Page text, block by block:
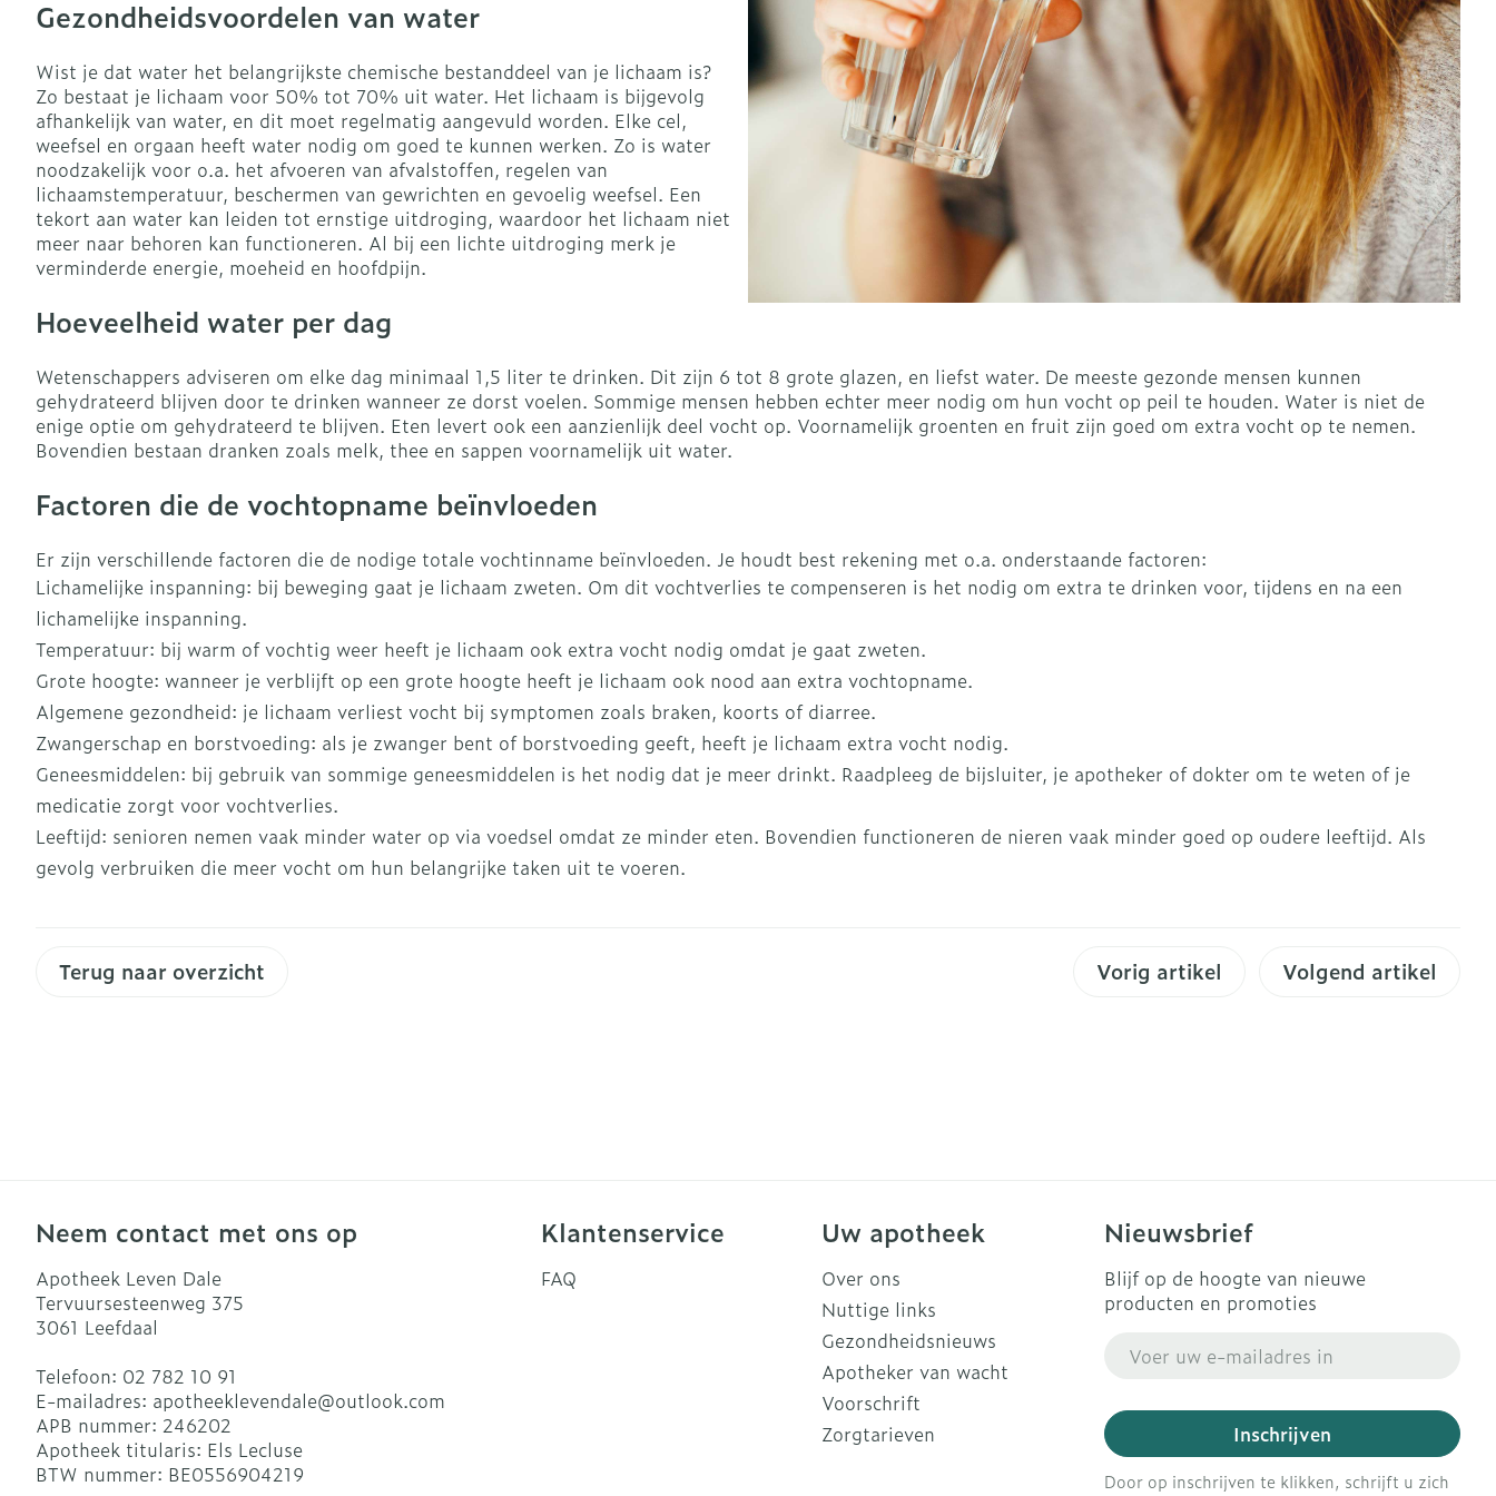
Mond
Droge mond
Elektrische
tandenborstels
Interdentaal - flos
Kunstgebit
Neus
Spray
Ogen
Oogspoeling
Oogdruppels
Creme - gel
Droge ogen
Oren
Oordopjes
Oorreiniging
Oordruppels
Voeten en benen
Droge voeten, eelt en
Blaren
Eelt
Eksteroog - likdoorn
Nagels
Nagellak
Nagelversterkend
Toon meer
Zonnebescherming
Voorbereiding zon
Toon meer
Hygiëne
Specifiek voor mannen
Lichaamsverzorging
Gezichtsverzorging
Make-up
Make-up penselen en
gebruiksvoorwerpen
Eyeliner - oogpotlood
Mascara
hygiene
Condooms en
Intiem welzijn
Reinigingsmelk, - crème,
Tonic - lotion
Toon meer
Scheren
Toon meer
Vitaliteit 50+
Toon submenu voor Vitaliteit 50+ categorie
Natuur geneeskunde
Toon submenu voor Natuur geneeskunde categorie
warmtetherapie
Plantaardige olie Homeopathie
Thuiszorg en EHBO
Toon submenu voor Thuiszorg en EHBO categorie
Thuiszorg
Batterijen
Toebehoren
Steriel materiaal
Wondzorg
Vilt
Handschoenen
Wondhelend
Brandwonden
Toon meer
EHBO
Podologie
Cold - Hot therapie -
warm/koud
Verbanddozen
Medische hulpmiddelen
Toon meer
Diagnosetesten en
meetapparatuur
Alcoholtest
Bloeddrukmeter
Cholesteroltest
Hartslagmeter
Toon meer
Aerosoltherapie en
zuurstof
Aerosol toestellen
Zuurstof
Diabetes
Bloedglucosemeter
Teststrips en naalden
Naalden voor
insulinespuiten
Stoma
Stomazakjes
Ergonomie
Ademhaling en zuurstof
Toon meer
Naalden en spuiten
Spuiten
Naalden
Naalden voor insulinepen
Sondes, baxters en
catheters
Sondes
Accessoires voor sondes
Baxters
Orthopedie -
orthopedische
verbanden
Buik
Dieren en insecten
Toon submenu voor Dieren en insecten categorie
Nagels en hoeven Spieren en gewrichten Gemoed en stress Vlooien en teken
Spijsvertering Oren Ogen Mond, muil of snavel
Vacht, huid of pluimen Accessoires
Geneesmiddelen
Toon submenu voor Geneesmiddelen categorie
Huid
Ontsmetten en
desinfecteren
Schimmels
Koortsblaasjes -
antiviraal
Ogen
Ooginfecties
inflammatoire middelen
Ontzwellende middelen
Neus
Tabletten
Neussprays en -druppels
Mond en keel
Zuigtabletten
Spray - oplossing
Zware benen
Tabletten
Creme, gel en spray
Hart- en bloedvaten
Bloedverdunning en -
stolling
Aambeien
Ademhalingsstelsel Hormonaal stelsel Gynaecologie Urinewegen
Spieren en gewrichten Zenuwstelsel
Slapeloosheid, spanning
en stress
Infecties Immuniteit Allergie Anti tumor middelen
Luizen Acne Oor Anesthesie
Gezondheidsvoordelen van water
Wist je dat water het belangrijkste chemische bestanddeel van je lichaam is?
Zo bestaat je lichaam voor 50% tot 70% uit water. Het lichaam is bijgevolg
afhankelijk van water, en dit moet regelmatig aangevuld worden. Elke cel,
weefsel en orgaan heeft water nodig om goed te kunnen werken. Zo is water
noodzakelijk voor o.a. het afvoeren van afvalstoffen, regelen van
lichaamstemperatuur, beschermen van gewrichten en gevoelig weefsel. Een
tekort aan water kan leiden tot ernstige uitdroging, waardoor het lichaam niet
meer naar behoren kan functioneren. Al bij een lichte uitdroging merk je
verminderde energie, moeheid en hoofdpijn.
Hoeveelheid water per dag
Wetenschappers adviseren om elke dag minimaal 1,5 liter te drinken. Dit zijn 6 tot 8 grote glazen, en liefst water. De meeste gezonde mensen kunnen
gehydrateerd blijven door te drinken wanneer ze dorst voelen. Sommige mensen hebben echter meer nodig om hun vocht op peil te houden. Water is niet de
enige optie om gehydrateerd te blijven. Eten levert ook een aanzienlijk deel vocht op. Voornamelijk groenten en fruit zijn goed om extra vocht op te nemen.
Bovendien bestaan dranken zoals melk, thee en sappen voornamelijk uit water.
Factoren die de vochtopname beïnvloeden
Er zijn verschillende factoren die de nodige totale vochtinname beïnvloeden. Je houdt best rekening met o.a. onderstaande factoren:
Lichamelijke inspanning: bij beweging gaat je lichaam zweten. Om dit vochtverlies te compenseren is het nodig om extra te drinken voor, tijdens en na een
lichamelijke inspanning.
Temperatuur: bij warm of vochtig weer heeft je lichaam ook extra vocht nodig omdat je gaat zweten.
Grote hoogte: wanneer je verblijft op een grote hoogte heeft je lichaam ook nood aan extra vochtopname.
Algemene gezondheid: je lichaam verliest vocht bij symptomen zoals braken, koorts of diarree.
Zwangerschap en borstvoeding: als je zwanger bent of borstvoeding geeft, heeft je lichaam extra vocht nodig.
Geneesmiddelen: bij gebruik van sommige geneesmiddelen is het nodig dat je meer drinkt. Raadpleeg de bijsluiter, je apotheker of dokter om te weten of je
medicatie zorgt voor vochtverlies.
Leeftijd: senioren nemen vaak minder water op via voedsel omdat ze minder eten. Bovendien functioneren de nieren vaak minder goed op oudere leeftijd. Als
gevolg verbruiken die meer vocht om hun belangrijke taken uit te voeren.
Terug naar overzicht Vorig artikel Volgend artikel
Neem contact met ons op
Apotheek Leven Dale
Tervuursesteenweg 375
3061 Leefdaal
Telefoon: 02 782 10 91
E-mailadres: apotheeklevendale@outlook.com
APB nummer: 246202
Apotheek titularis: Els Lecluse
BTW nummer: BE0556904219
Klantenservice
FAQ
Uw apotheek
Over ons
Nuttige links
Gezondheidsnieuws
Apotheker van wacht
Voorschrift
Zorgtarieven
Nieuwsbrief
Blijf op de hoogte van nieuwe
producten en promoties
Inschrijven
Door op inschrijven te klikken, schrijft u zich